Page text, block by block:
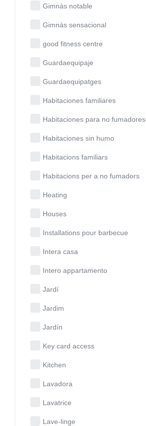
Gimnàs notable
Gimnàs sensacional
good fitness centre
Guardaequipaje
Guardaequipatges
Habitaciones familiares
Habitaciones para no fumadores
Habitaciones sin humo
Habitacions familiars
Habitacions per a no fumadors
Heating
Houses
Installations pour barbecue
Intera casa
Intero appartamento
Jardí
Jardim
Jardín
Key card access
Kitchen
Lavadora
Lavatrice
Lave-linge